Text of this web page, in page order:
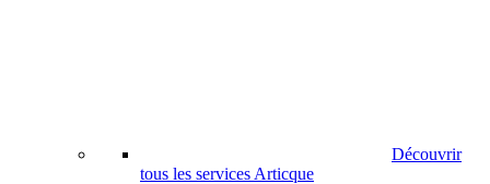
Découvrir
tous les services Articque